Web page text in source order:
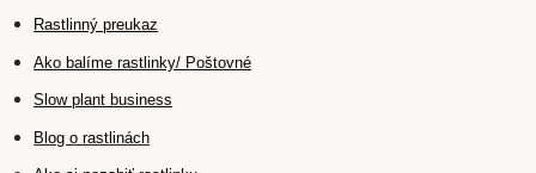
Rastlinný preukaz
Ako balíme rastlinky/ Poštovné
Slow plant business
Blog o rastlinách